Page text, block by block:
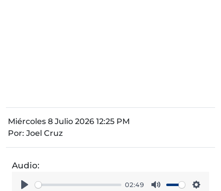
Miércoles 8 Julio 2026 12:25 PM
Por: Joel Cruz
Audio:
02:49